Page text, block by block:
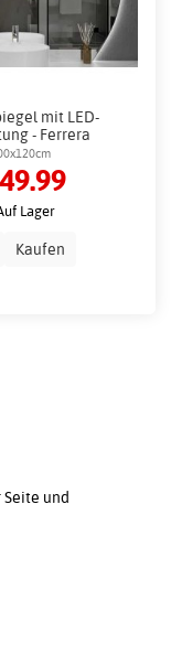
mit LED-
- Ferrera
Lager
Kaufen
und